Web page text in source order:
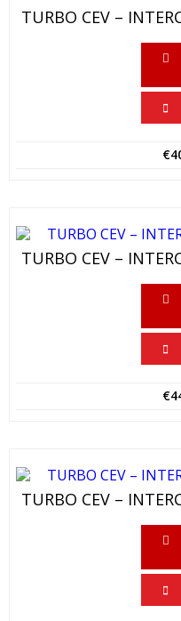
TURBO CEV –
€
TURBO CEV –
€
TURBO CEV –